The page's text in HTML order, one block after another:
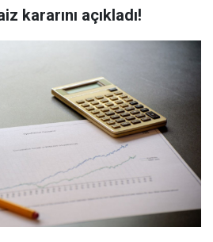
kararını açıkladı!